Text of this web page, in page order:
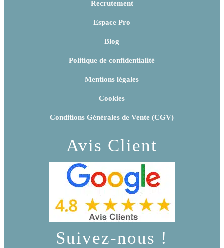
Recrutement
Espace Pro
Blog
Politique de confidentialité
Mentions légales
Cookies
Conditions Générales de Vente (CGV)
Avis Client
Suivez-nous !